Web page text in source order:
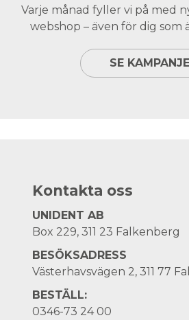
Varje månad fyller vi på med
webshop – även för dig som
SE
Kontakta oss
UNIDENT AB
Box 229, 311 23 Falkenberg
BESÖKSADRESS
Västerhavsvägen 2, 311 77
BESTÄLL:
0346-73 24 00